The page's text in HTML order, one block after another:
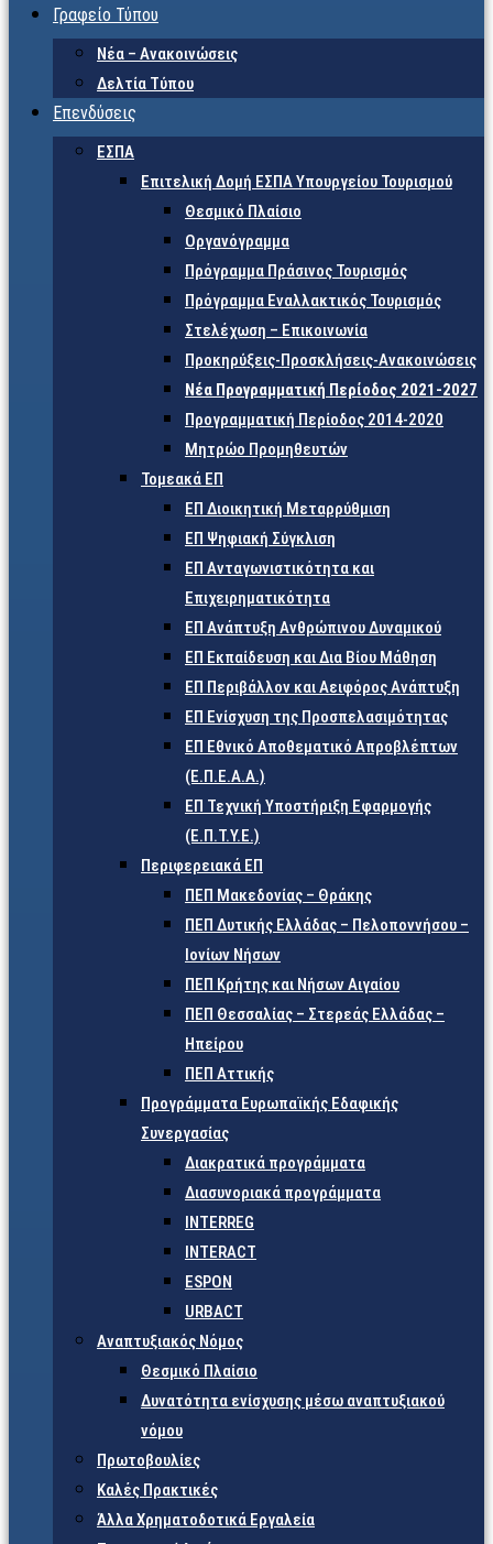
Γραφείο Τύπου
Νέα – Ανακοινώσεις
Δελτία Τύπου
Επενδύσεις
ΕΣΠΑ
Επιτελική Δομή ΕΣΠΑ Υπουργείου Τουρισμού
Θεσμικό Πλαίσιο
Οργανόγραμμα
Πρόγραμμα Πράσινος Τουρισμός
Πρόγραμμα Εναλλακτικός Τουρισμός
Στελέχωση – Επικοινωνία
Προκηρύξεις-Προσκλήσεις-Ανακοινώσεις
Νέα Προγραμματική Περίοδος 2021-2027
Προγραμματική Περίοδος 2014-2020
Μητρώο Προμηθευτών
Τομεακά ΕΠ
ΕΠ Διοικητική Μεταρρύθμιση
ΕΠ Ψηφιακή Σύγκλιση
ΕΠ Ανταγωνιστικότητα και
Επιχειρηματικότητα
ΕΠ Ανάπτυξη Ανθρώπινου Δυναμικού
ΕΠ Εκπαίδευση και Δια Βίου Μάθηση
ΕΠ Περιβάλλον και Αειφόρος Ανάπτυξη
ΕΠ Ενίσχυση της Προσπελασιμότητας
ΕΠ Εθνικό Αποθεματικό Απροβλέπτων
(Ε.Π.Ε.Α.Α.)
ΕΠ Τεχνική Υποστήριξη Εφαρμογής
(Ε.Π.Τ.Υ.Ε.)
Περιφερειακά ΕΠ
ΠΕΠ Μακεδονίας – Θράκης
ΠΕΠ Δυτικής Ελλάδας – Πελοποννήσου –
Ιονίων Νήσων
ΠΕΠ Κρήτης και Νήσων Αιγαίου
ΠΕΠ Θεσσαλίας – Στερεάς Ελλάδας –
Ηπείρου
ΠΕΠ Αττικής
Προγράμματα Ευρωπαϊκής Εδαφικής
Συνεργασίας
Διακρατικά προγράμματα
Διασυνοριακά προγράμματα
INTERREG
INTERACT
ESPON
URBACT
Αναπτυξιακός Νόμος
Θεσμικό Πλαίσιο
Δυνατότητα ενίσχυσης μέσω αναπτυξιακού
νόμου
Πρωτοβουλίες
Καλές Πρακτικές
Άλλα Χρηματοδοτικά Εργαλεία